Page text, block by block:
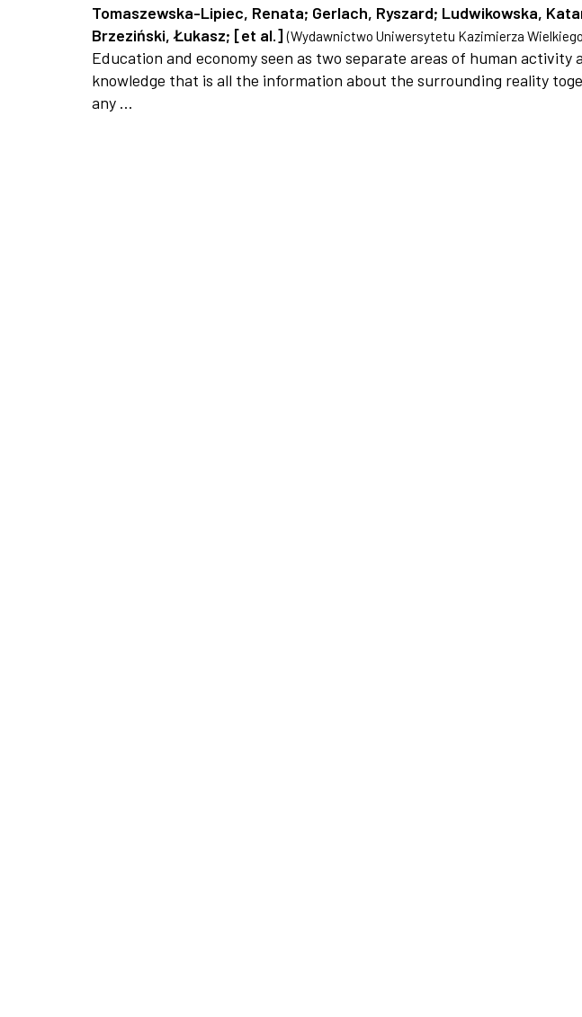
Tomaszewska-Lipiec, Renata; Gerlach, Ryszard; Ludwikowska,
Brzeziński, Łukasz; [et al.] (Wydawnictwo Uniwersytetu Kazimierza Wielkiego
Education and economy seen as two separate areas of human activity
knowledge that is all the information about the surrounding reality
any ...